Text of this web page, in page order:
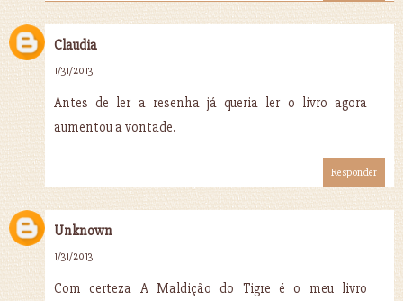
Claudia
1/31/2013
Antes de ler a resenha já queria ler o livro agora
aumentou a vontade.
Responder
Unknown
1/31/2013
Com certeza A Maldição do Tigre é o meu livro